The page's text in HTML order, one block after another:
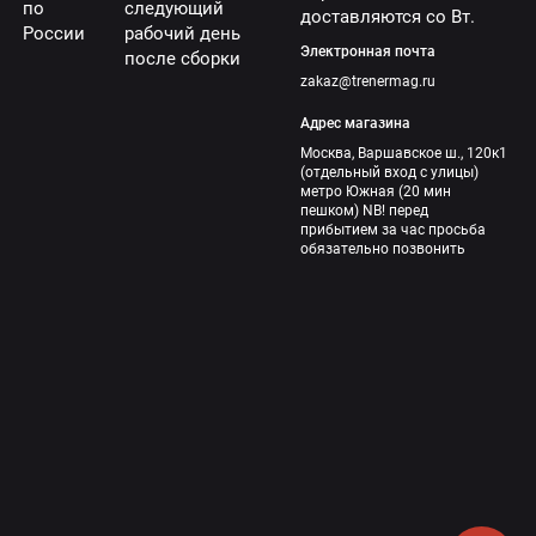
по
России
следующий
рабочий день
после сборки
доставляются со Вт.
Электронная почта
zakaz@trenermag.ru
Адрес магазина
Москва, Варшавское ш., 120к1
(отдельный вход с улицы)
метро Южная (20 мин
пешком) NB! перед
прибытием за час просьба
обязательно позвонить